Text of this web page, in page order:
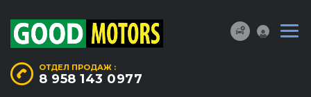
ОТДЕЛ ПРОДАЖ :
8 958 143 0977